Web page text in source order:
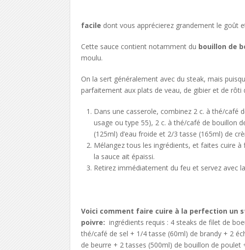
facile dont vous apprécierez grandement le goût
Cette sauce contient notamment du bouillon de
moulu.
On la sert généralement avec du steak, mais
parfaitement aux plats de veau, de gibier et de
Dans une casserole, combinez 2 c. à thé/café
usage ou type 55), 2 c. à thé/café de bouillon
(125ml) d’eau froide et 2/3 tasse (165ml) de
Mélangez tous les ingrédients, et faites cuire
la sauce ait épaissi.
Retirez immédiatement du feu et servez avec
Voici comment faire cuire à la perfection un
poivre: ingrédients requis : 4 steaks de filet de
thé/café de sel + 1/4 tasse (60ml) de brandy + 2
de beurre + 2 tasses (500ml) de bouillon de poulet